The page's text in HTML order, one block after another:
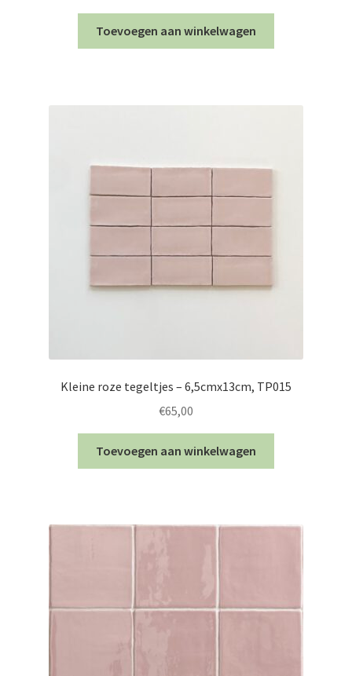
Toevoegen aan winkelwagen
Kleine roze tegeltjes – 6,5cmx13cm, TP015
€65,00
Toevoegen aan winkelwagen